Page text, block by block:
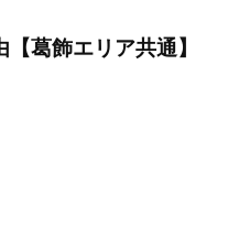
葛飾エリア共通】